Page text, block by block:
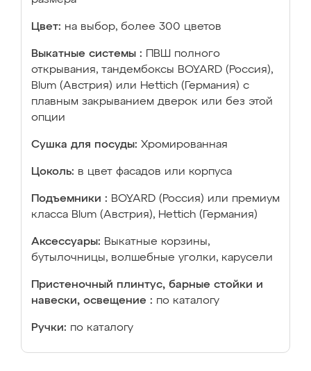
Цвет: на выбор, более 300 цветов
Выкатные системы :
ПВШ полного
открывания, тандембоксы BOYARD (Россия),
Blum (Австрия) или Hettich (Германия) с
плавным закрыванием дверок или без этой
опции
Сушка для посуды: Хромированная
Цоколь: в цвет фасадов или корпуса
Подъемники : BOYARD (Россия) или премиум
класса Blum (Австрия), Hettich (Германия)
Аксессуары: Выкатные корзины,
бутылочницы, волшебные уголки, карусели
Пристеночный плинтус, барные стойки и
навески, освещение : по каталогу
Ручки: по каталогу